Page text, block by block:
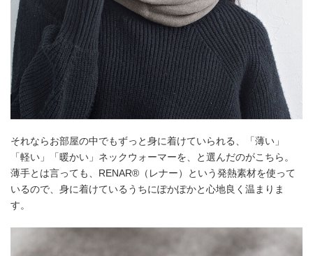
それならお部屋の中でもずっと身に着けていられる、「薄い」
「軽い」「暖かい」ネックウォーマーを、と選んだのがこちら。
薄手とは言っても、RENAR®（レナー）という発熱素材を使って
いるので、身に着けているうちにぽかぽかと心地良く温まりま
す。